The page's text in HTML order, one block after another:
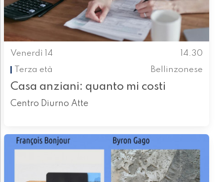
Venerdì 14
14.30
Terza età
Bellinzonese
Casa anziani: quanto mi costi
Centro Diurno Atte